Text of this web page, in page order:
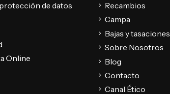
de datos
Online
Recambios
Campa
Bajas y tasaciones
Sobre Nosotros
Blog
Contacto
Canal Ético